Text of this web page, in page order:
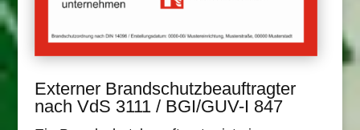
Externer Brandschutzbeauftragter
nach VdS 3111 / BGI/GUV-I 847